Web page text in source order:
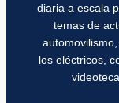
diaria a escala
temas de
los eléctricos,